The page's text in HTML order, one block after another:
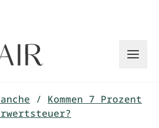
/ Kommen 7 Prozent